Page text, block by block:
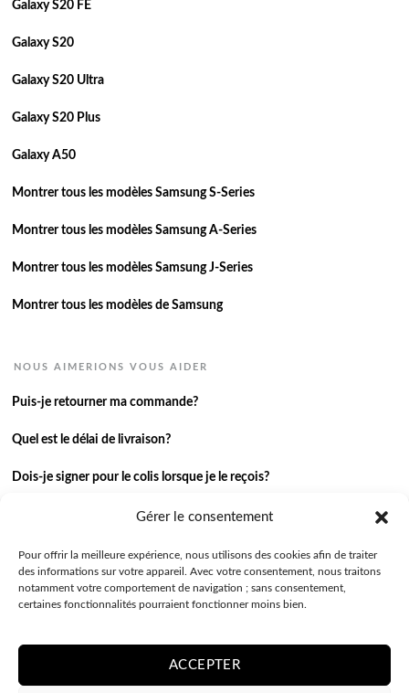
Gérer le consentement
Pour offrir la meilleure expérience, nous utilisons des cookies afin de traiter
des informations sur votre appareil. Avec votre consentement, nous traitons
notamment votre comportement de navigation ; sans consentement,
certaines fonctionnalités pourraient fonctionner moins bien.
ACCEPTER
Galaxy S20 FE
Galaxy S20
Galaxy S20 Ultra
Galaxy S20 Plus
Galaxy A50
Montrer tous les modèles Samsung S-Series
Montrer tous les modèles Samsung A-Series
Montrer tous les modèles Samsung J-Series
Montrer tous les modèles de Samsung
NOUS AIMERIONS VOUS AIDER
Puis-je retourner ma commande?
Quel est le délai de livraison?
Dois-je signer pour le colis lorsque je le reçois?
Je n’ai pas reçu ma commande.
J’ai une autre question.
Contactez-nous